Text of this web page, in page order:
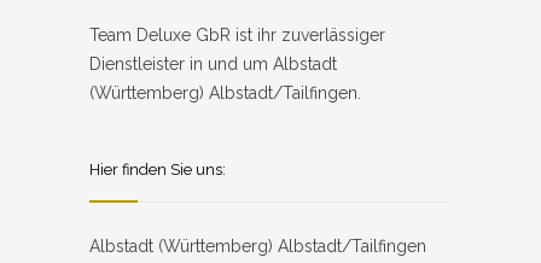
Team Deluxe GbR ist ihr zuverlässiger
Dienstleister in und um Albstadt
(Württemberg) Albstadt/Tailfingen.
Hier finden Sie uns:
Albstadt (Württemberg) Albstadt/Tailfingen